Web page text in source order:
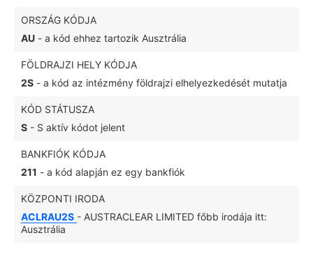
ORSZÁG KÓDJA
AU - a kód ehhez tartozik Ausztrália
FÖLDRAJZI HELY KÓDJA
2S - a kód az intézmény földrajzi elhelyezkedését mutatja
KÓD STÁTUSZA
S - S aktív kódot jelent
BANKFIÓK KÓDJA
211 - a kód alapján ez egy bankfiók
KÖZPONTI IRODA
ACLRAU2S - AUSTRACLEAR LIMITED főbb irodája itt:
Ausztrália